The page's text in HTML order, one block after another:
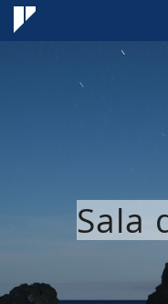
Sala